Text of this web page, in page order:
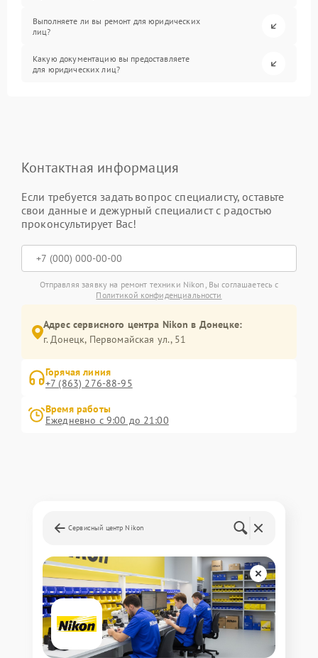
Выполняете ли вы ремонт для юридических
лиц?
Какую документацию вы предоставляете
для юридических лиц?
Контактная информация
Если требуется задать вопрос специалисту, оставьте
свои данные и дежурный специалист с радостью
проконсультирует Вас!
Отправляя заявку на ремонт техники Nikon, Вы соглашаетесь с
Политикой конфиденциальности
Адрес сервисного центра Nikon в Донецке:
г. Донецк, Первомайская ул., 51
Горячая линия
+7 (863) 276-88-95
Время работы
Ежедневно с 9:00 до 21:00
Сервисный центр Nikon